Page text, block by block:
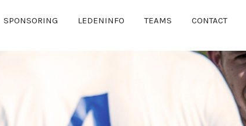
SPONSORING LEDENINFO TEAMS CONTACT